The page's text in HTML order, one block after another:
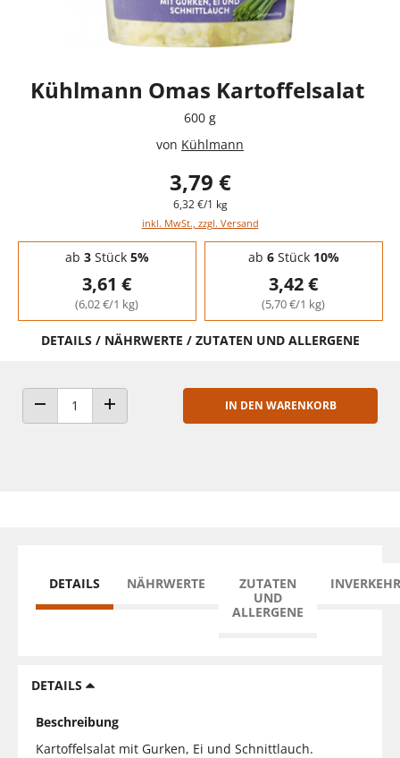
Kühlmann Omas Kartoffelsalat
600 g
von Kühlmann
3,79 €
6,32 €/1 kg
inkl. MwSt., zzgl. Versand
Staffelpreise - Mengenrabatt
ab 3Stück 5%
3,61 €
(6,02 €/1 kg)
ab 6Stück 10%
3,42 €
(5,70 €/1 kg)
DETAILS / NÄHRWERTE / ZUTATEN UND ALLERGENE
ANZAHL VERRINGERNANZAHL ERHÖHEN
IN DEN WARENKORB
DETAILS NÄHRWERTE
ZUTATEN
UND
ALLERGENE
DETAILS
Beschreibung
Kartoffelsalat mit Gurken, Ei und Schnittlauch.